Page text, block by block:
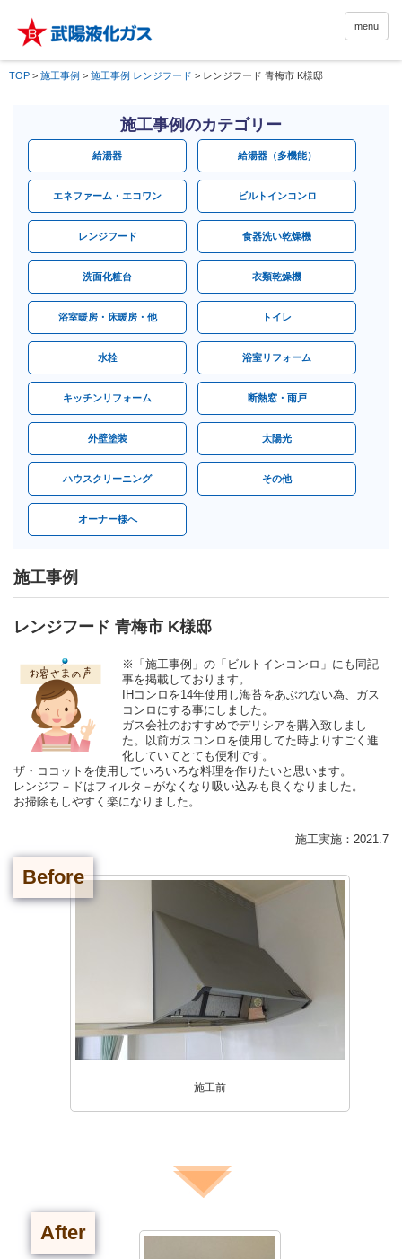
menu
TOP > 施工事例 > 施工事例 レンジフード > レンジフード 青梅市 K様邸
施工事例のカテゴリー
給湯器 給湯器（多機能）
エネファーム・エコワン ビルトインコンロ
レンジフード 食器洗い乾燥機
洗面化粧台 衣類乾燥機
浴室暖房・床暖房・他 トイレ
水栓 浴室リフォーム
キッチンリフォーム 断熱窓・雨戸
外壁塗装 太陽光
ハウスクリーニング その他
オーナー様へ
施工事例
レンジフード 青梅市 K様邸
※「施工事例」の「ビルトインコンロ」にも同記
事を掲載しております。
IHコンロを14年使用し海苔をあぶれない為、ガス
コンロにする事にしました。
ガス会社のおすすめでデリシアを購入致しまし
た。以前ガスコンロを使用してた時よりすごく進
化していてとても便利です。
ザ・ココットを使用していろいろな料理を作りたいと思います。
レンジフ－ドはフィルタ－がなくなり吸い込みも良くなりました。
お掃除もしやすく楽になりました。
施工実施：2021.7
Before
施工前
After